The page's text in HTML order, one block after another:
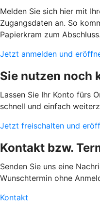
Melden Sie sich hier mit
Zugangsdaten an. So
Papierkram zum Abschluss.
Jetzt anmelden und
Sie nutzen noch
Lassen Sie Ihr Konto fürs
schnell und einfach
Jetzt freischalten und
Kontakt bzw.
Senden Sie uns eine
Wunschtermin ohne
Kontakt